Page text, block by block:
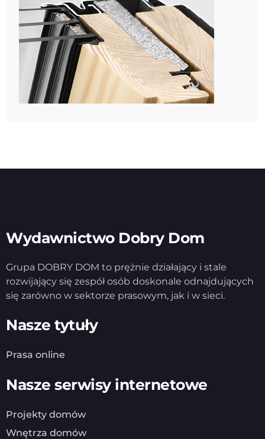
Wydawnictwo Dobry Dom
Grupa DOBRY DOM to prężnie działający i stale
rozwijający się zespół osób doskonale odnajdujących
się zarówno w sektorze prasowym, jak i w sieci.
Nasze tytuły
Prasa online
Nasze serwisy internetowe
Projekty domów
Wnętrza domów